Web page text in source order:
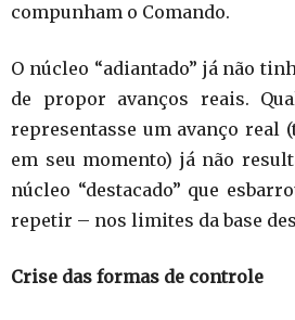
compunham o Comando.
O núcleo “adiantado” já não
de propor avanços reais.
representasse um avanço real
em seu momento) já não
núcleo “destacado” que
repetir – nos limites da base
Crise das formas de controle